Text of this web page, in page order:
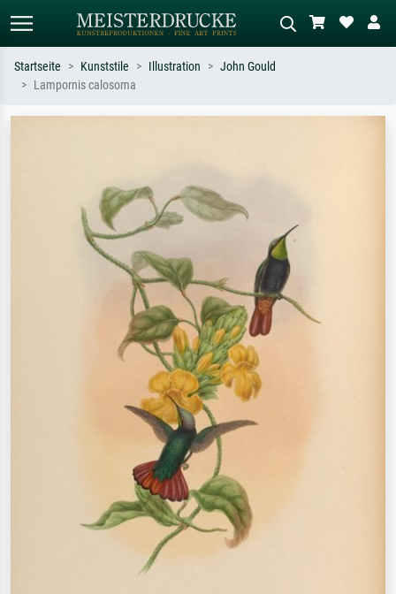
Startseite Kunststile Illustration
John Gould
Lampornis calosoma